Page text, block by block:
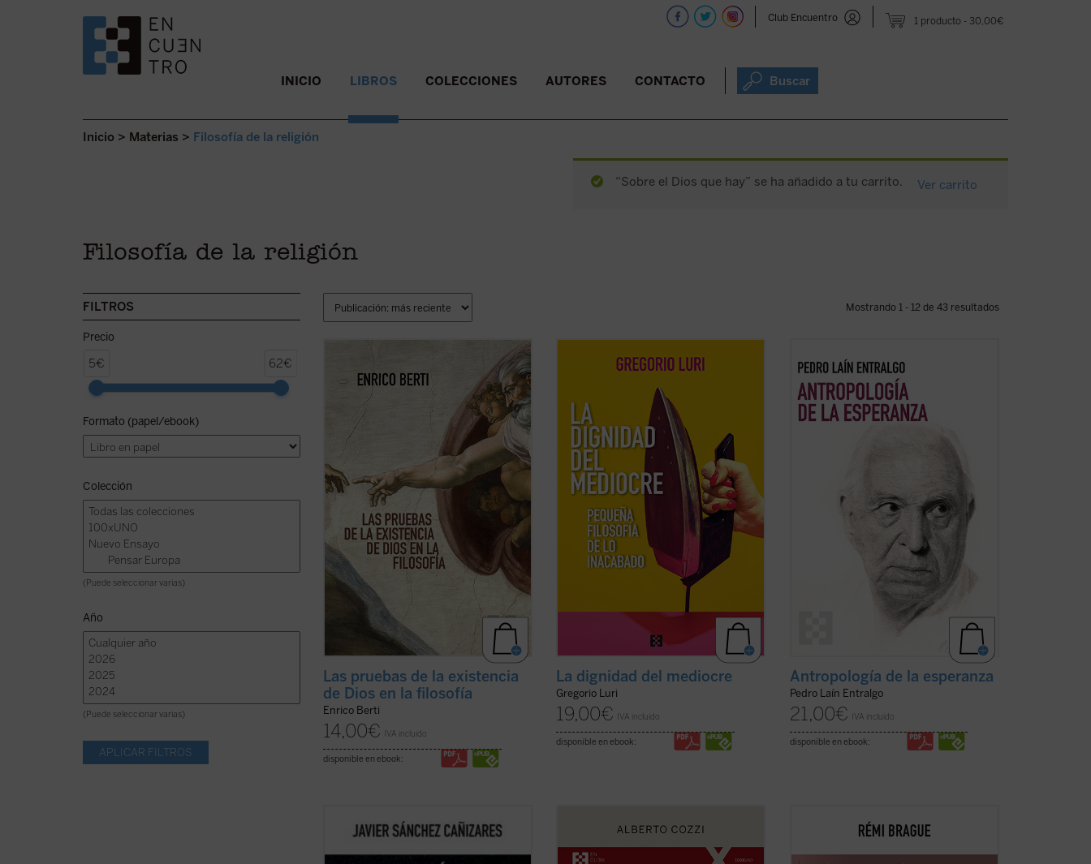
1 producto 30,00€
Club Encuentro
SALTAR AL CONTENIDO. INICIO LIBROS COLECCIONES AUTORES CONTACTO Buscar
Inicio > Materias > Filosofía de la religión
“Sobre el Dios que hay” se ha añadido a tu carrito. Ver carrito
Filosofía de la religión
FILTROS
Precio
5€ 62€
Formato (papel/ebook)
Colección
(Puede seleccionar varias)
Año
(Puede seleccionar varias)
Mostrando 1 - 12 de 43 resultados
Berti recorre el camino que va desde
Aristóteles hasta los debates
contemporáneos, reconstruyendo los
argumentos que la tradición filosófica ha
elaborado a lo largo de siglos. El
resultado es una obra que invita a
reflexionar sin prejuicios, ... (ver ficha)
Las pruebas de la existencia
de Dios en la filosofía
Enrico Berti
14,00€ IVA incluido
disponible en ebook:
Gregorio Luri nos conduce por un viaje
condición intermedia —entre la
animalidad y la divinidad, entre el ser y la
nada— es, en realidad, la fuente de
nuestra dignidad. Un canto a la condición
...(ver ficha)
La dignidad del mediocre
Gregorio Luri
19,00€ IVA incluido
disponible en ebook:
Este libro nos invita a reflexionar sobre
uno de los motores fundamentales del
ser humano: la esperanza. A través de un
análisis profundo y accesible, el autor
explora cómo este concepto ha guiado
Antropología de la esperanza
Pedro Laín Entralgo
21,00€ IVA incluido
disponible en ebook:
El autor traza un modelo para explicar
también por qué emergen novedades en
¿Qué Dios?nos recuerda que el discurso
intelectual, sino una apertura, un desafío
Este «pequeño tratado» es la
emblemáticos de Rémi Brague sobre el